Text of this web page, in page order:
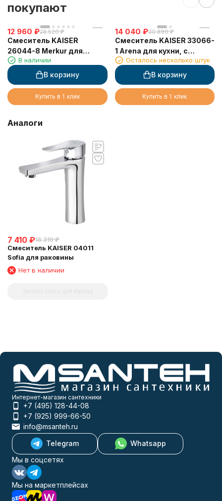
покупают
12 960 ₽28 520 ₽
Смеситель KAISER
26044-8 Merkur для
кухни, с краном для
питьевой воды, песочный
В наличии
В корзину
Купить в 1 клик
14 040 ₽30 890 ₽
Смеситель KAISER 33066-
1 Arena для кухни, с
краном для питьевой
воды, бронзовый
Осталось несколько штук
В корзину
Купить в 1 клик
Аналоги
7 410 ₽16 310 ₽
Смеситель KAISER 04011
Sofia для раковины
Нет в наличии
Интернет-магазин сантехники
+7 (495) 128-44-08
+7 (925) 999-66-50
info@msanteh.ru
Telegram
Whatsapp
Мы в соцсетях
Мы на маркетплейсах